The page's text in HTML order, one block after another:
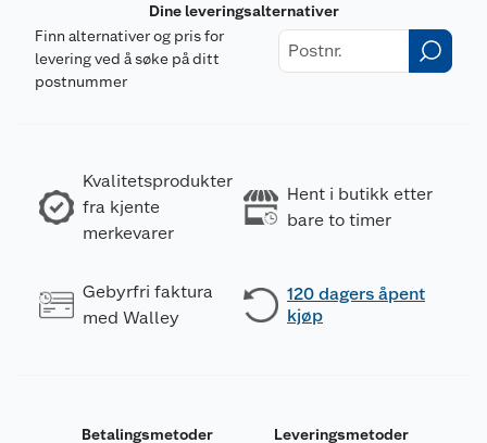
Dine leveringsalternativer
Finn alternativer og pris for
levering ved å søke på ditt
postnummer
Kvalitetsprodukter
fra kjente
merkevarer
Hent i butikk etter
bare to timer
Gebyrfri faktura
med Walley
120 dagers åpent
kjøp
Betalingsmetoder Leveringsmetoder